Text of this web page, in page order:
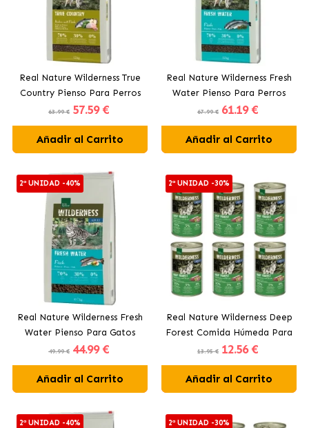
Real Nature Wilderness True
Country Pienso Para Perros
Adultos con Pollo y Pescado
63.99 € 57.59 €
Añadir al Carrito
Real Nature Wilderness Fresh
Water Pienso Para Perros
Adultos con Pescado
67.99 € 61.19 €
Añadir al Carrito
2ª UNIDAD -40%
Real Nature Wilderness Fresh
Water Pienso Para Gatos
Adultos con Pescado
49.99 € 44.99 €
Añadir al Carrito
2ª UNIDAD -30%
Real Nature Wilderness Deep
Forest Comida Húmeda Para
Perros Adultos con Jabalí y
13.95 € 12.56 €
Añadir al Carrito
2ª UNIDAD -40% 2ª UNIDAD -30%